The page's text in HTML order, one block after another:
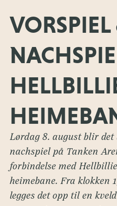
Lørdag 8. august blir det
nachspiel på Tanken
forbindelse med
heimebane. Fra klokken
legges det opp til en